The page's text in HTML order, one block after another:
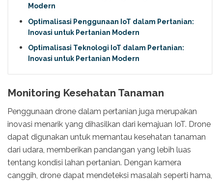
Modern
Optimalisasi Penggunaan IoT dalam Pertanian:
Inovasi untuk Pertanian Modern
Optimalisasi Teknologi IoT dalam Pertanian:
Inovasi untuk Pertanian Modern
Monitoring Kesehatan Tanaman
Penggunaan drone dalam pertanian juga merupakan
inovasi menarik yang dihasilkan dari kemajuan IoT. Drone
dapat digunakan untuk memantau kesehatan tanaman
dari udara, memberikan pandangan yang lebih luas
tentang kondisi lahan pertanian. Dengan kamera
canggih, drone dapat mendeteksi masalah seperti hama,